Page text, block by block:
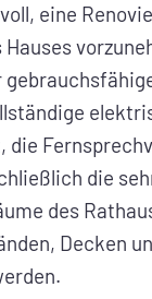
eine
die
die
des
Decken